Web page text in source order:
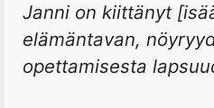
Janni on kiittänyt
elämäntavan,
opettamisesta